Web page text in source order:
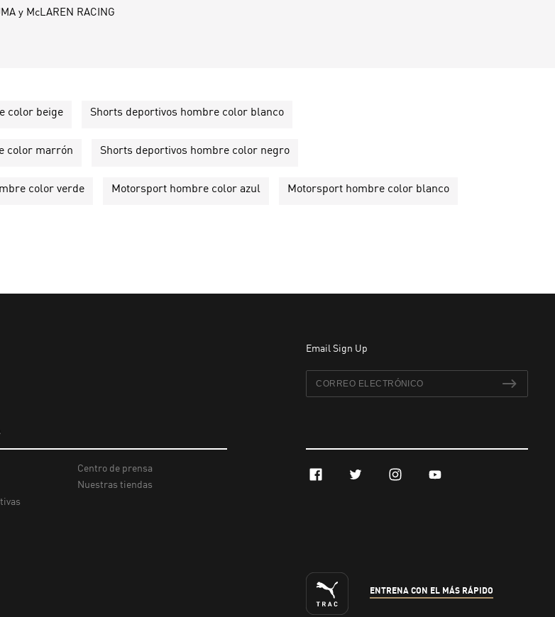
y McLAREN RACING
color beige Shorts deportivos hombre color blanco
color marrón Shorts deportivos hombre color negro
color verde Motorsport hombre color azul Motorsport hombre color blanco